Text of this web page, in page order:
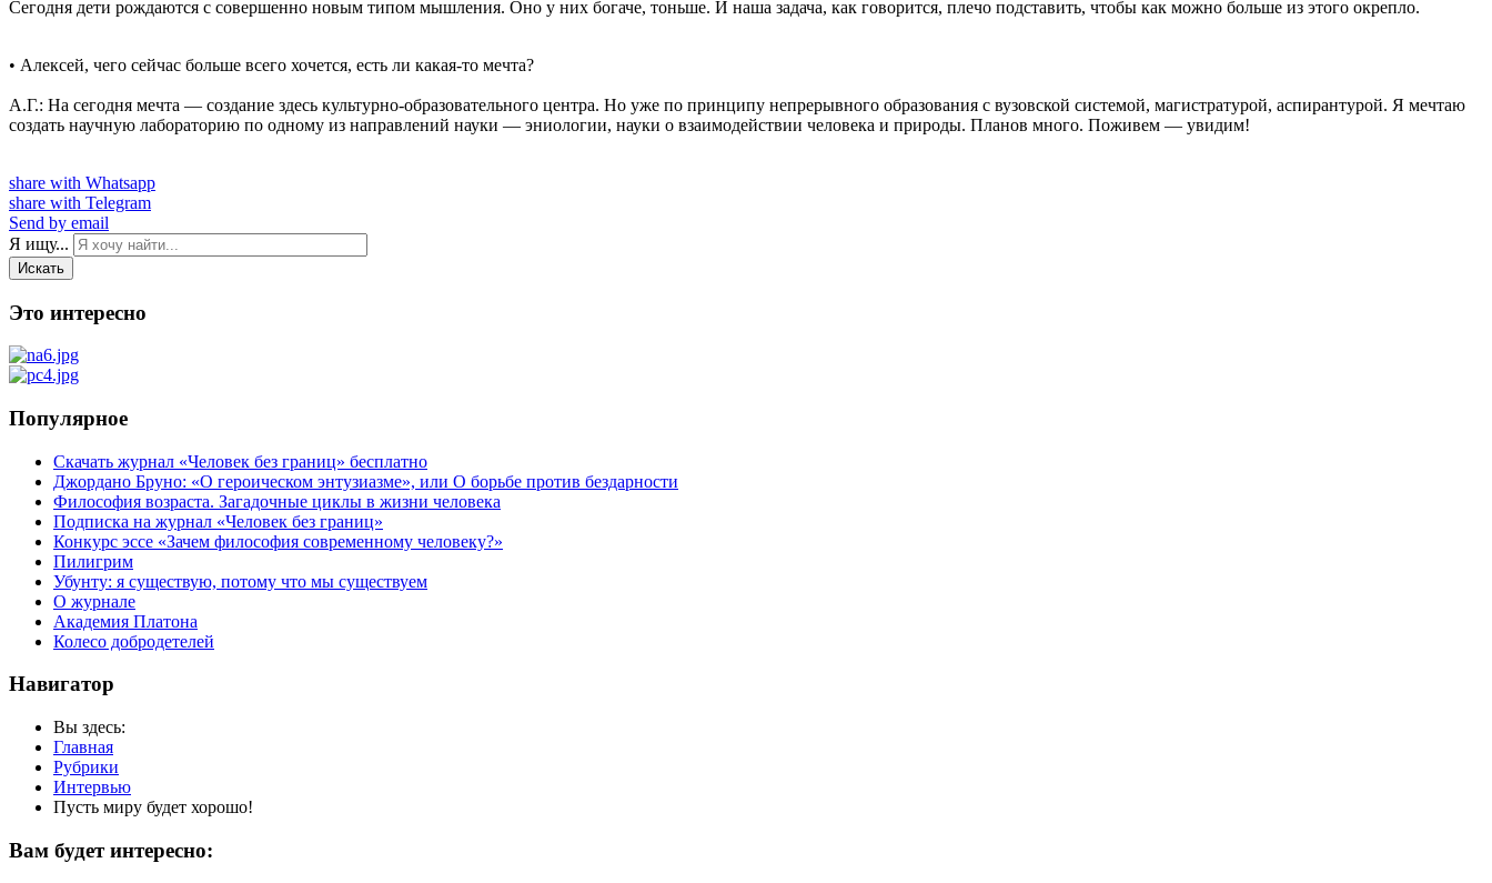
Сегодня дети рождаются с совершенно новым типом мышления. Оно у них богаче, тоньше. И наша задача, как говорится, плечо подставить, чтобы как можно больше из этого окрепло.
• Алексей, чего сейчас больше всего хочется, есть ли какая-то мечта?
А.Г.: На сегодня мечта — создание здесь культурно-образовательного центра. Но уже по принципу непрерывного образования с вузовской системой, магистратурой, аспирантурой. Я мечтаю
создать научную лабораторию по одному из направлений науки — эниологии, науки о взаимодействии человека и природы. Планов много. Поживем — увидим!
share with Whatsapp
share with Telegram
Send by email
Я ищу...
Искать
Это интересно
Популярное
Скачать журнал «Человек без границ» бесплатно
Джордано Бруно: «О героическом энтузиазме», или О борьбе против бездарности
Философия возраста. Загадочные циклы в жизни человека
Подписка на журнал «Человек без границ»
Конкурс эссе «Зачем философия современному человеку?»
Пилигрим
Убунту: я существую, потому что мы существуем
О журнале
Академия Платона
Колесо добродетелей
Навигатор
Вы здесь:
Главная
Рубрики
Интервью
Пусть миру будет хорошо!
Вам будет интересно: